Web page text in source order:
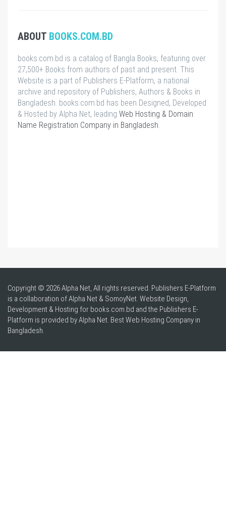
ABOUT BOOKS.COM.BD
books.com.bd is a catalog of Bangla Books, featuring over
27,500+ Books from authors of past and present. This
Website is a part of Publishers E-Platform, a national
archive and repository of Publishers, Authors & Books in
Bangladesh. books.com.bd has been Designed, Developed
& Hosted by Alpha Net, leading Web Hosting & Domain
Name Registration Company in Bangladesh
Copyright © 2026 Alpha Net, All rights reserved. Publishers E-Platform
is a collaboration of Alpha Net & SomoyNet. Website Design,
Development & Hosting for books.com.bd and the Publishers E-
Platform is provided by Alpha Net. BestWeb Hosting Company in
Bangladesh.